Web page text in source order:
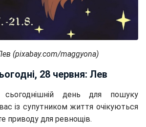
(pixabay.com/maggyona)
28 червня: Лев
сьогоднішній день для пошуку
із супутником життя очікуються
приводу для ревнощів.